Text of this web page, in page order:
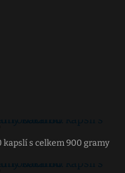
s celkem 900 gramy